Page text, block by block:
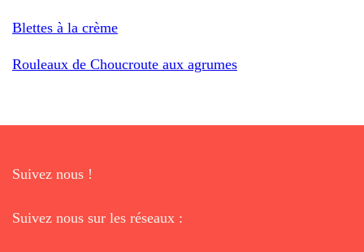
Blettes à la crème
Rouleaux de Choucroute aux agrumes
Suivez nous !
Suivez nous sur les réseaux :